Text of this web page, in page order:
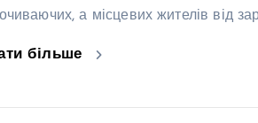
а місцевих жителів від
більше